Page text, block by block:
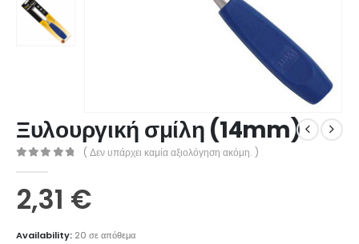
Ξυλουργική σμίλη (14mm)
( Δεν υπάρχει καμία αξιολόγηση ακόμη. )
2,31 €
Availability: 20 σε απόθεμα